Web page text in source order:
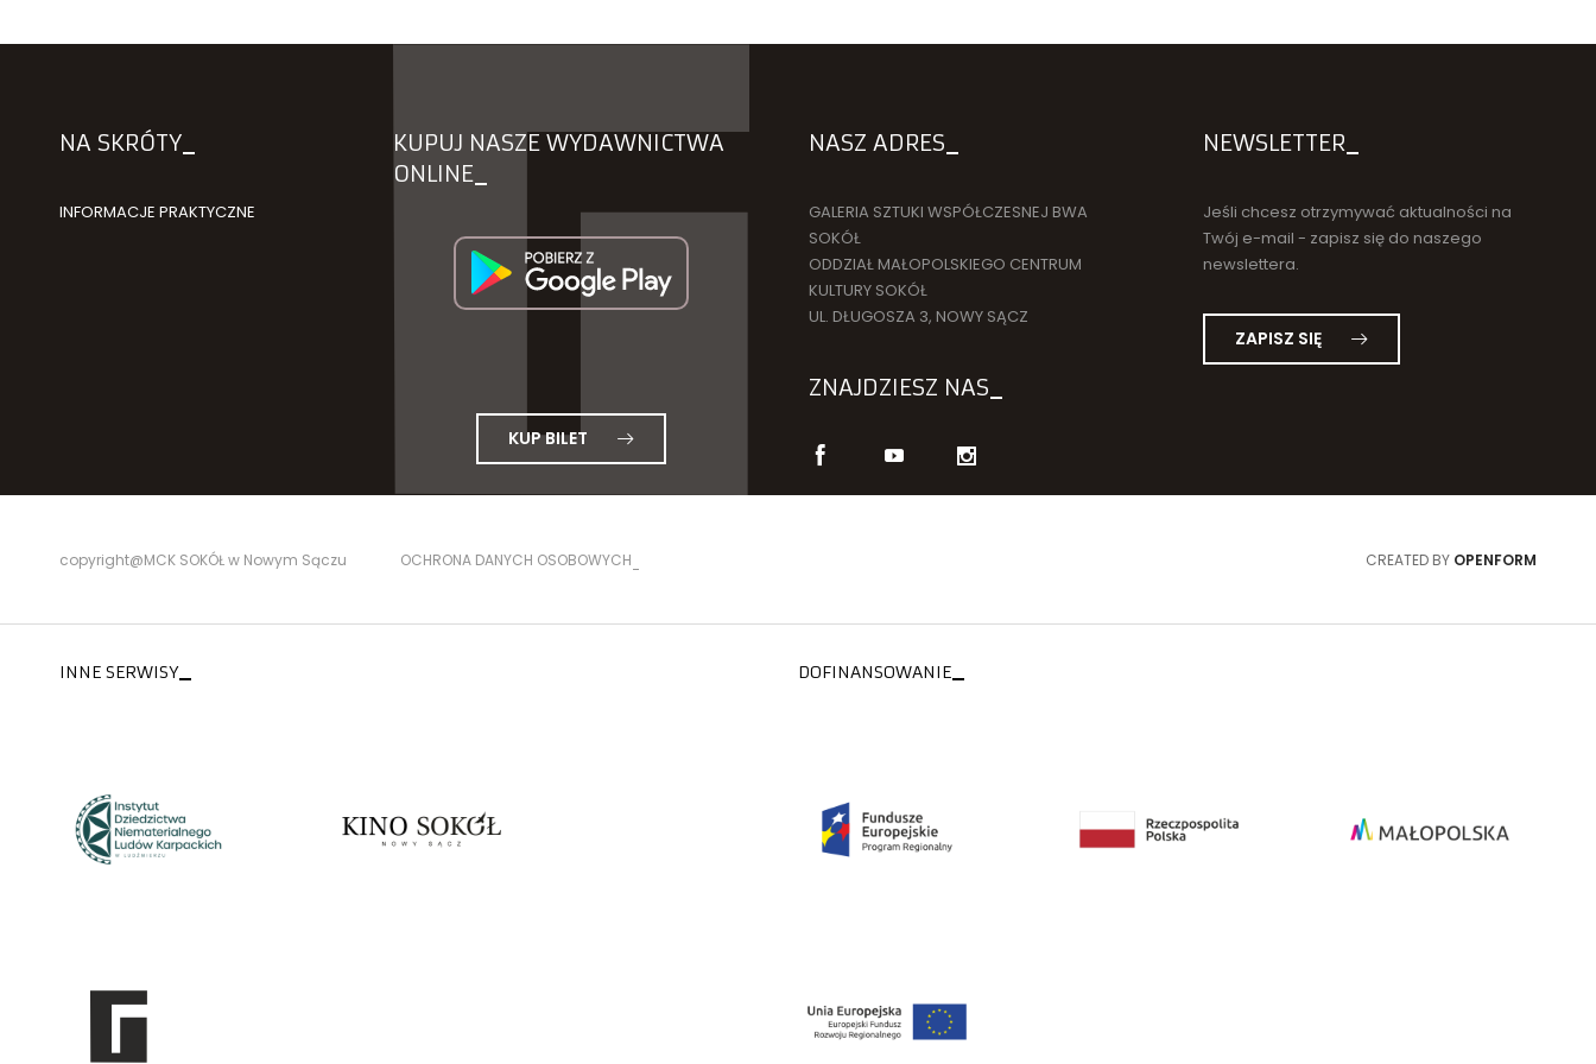
NA SKRÓTY
INFORMACJE PRAKTYCZNE
KUPUJ NASZE WYDAWNICTWA
ONLINE
KUP BILET
NASZ ADRES
GALERIA SZTUKI WSPÓŁCZESNEJ BWA
SOKÓŁ
ODDZIAŁ MAŁOPOLSKIEGO CENTRUM
KULTURY SOKÓŁ
UL. DŁUGOSZA 3, NOWY SĄCZ
ZNAJDZIESZ NAS
NEWSLETTER
Jeśli chcesz otrzymywać aktualności na
Twój e-mail - zapisz się do naszego
newslettera.
ZAPISZ SIĘ
copyright@MCK SOKÓŁ w Nowym Sączu OCHRONA DANYCH OSOBOWYCH CREATED BY OPENFORM
INNE SERWISY DOFINANSOWANIE